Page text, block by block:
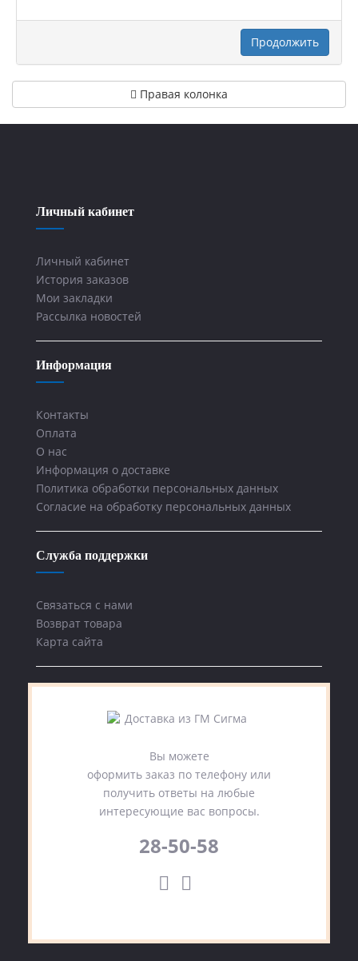
Продолжить
Правая колонка
Личный кабинет
Личный кабинет
История заказов
Мои закладки
Рассылка новостей
Информация
Контакты
Оплата
О нас
Информация о доставке
Политика обработки персональных данных
Согласие на обработку персональных данных
Служба поддержки
Связаться с нами
Возврат товара
Карта сайта
Вы можете
оформить заказ по телефону или
получить ответы на любые
интересующие вас вопросы.
28-50-58